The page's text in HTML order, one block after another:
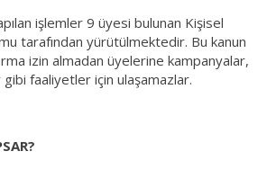
işlemler 9 üyesi bulunan Kişisel
tarafından yürütülmektedir. Bu kanun
izin almadan üyelerine kampanyalar,
faaliyetler için ulaşamazlar.